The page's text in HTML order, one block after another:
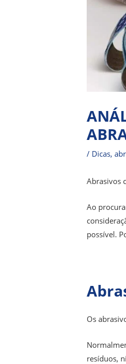
/ Dicas,
Abrasivos
Ao
possível.
Os
resíduos,